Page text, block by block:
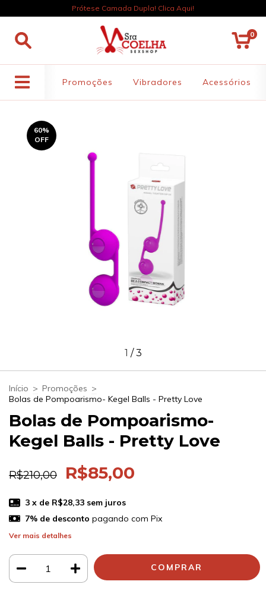
Prótese Camada Dupla! Clica Aqui!
0
Promoções Vibradores Acessórios
60%
OFF
1 /3
Início > Promoções >
Bolas de Pompoarismo- Kegel Balls - Pretty Love
Bolas de Pompoarismo-
Kegel Balls - Pretty Love
R$210,00 R$85,00
3 x de R$28,33 sem juros
7% de desconto pagando com Pix
Ver mais detalhes